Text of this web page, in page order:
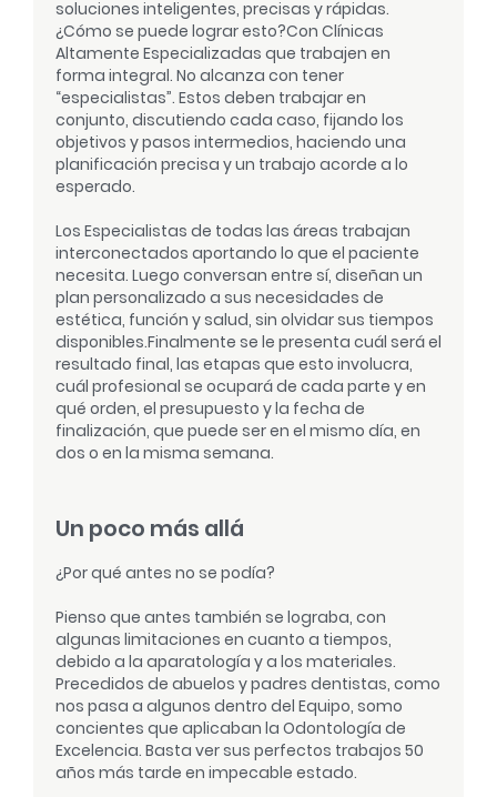
soluciones inteligentes, precisas y rápidas.
¿Cómo se puede lograr esto?Con Clínicas
Altamente Especializadas que trabajen en
forma integral. No alcanza con tener
“especialistas”. Estos deben trabajar en
conjunto, discutiendo cada caso, fijando los
objetivos y pasos intermedios, haciendo una
planificación precisa y un trabajo acorde a lo
esperado.
Los Especialistas de todas las áreas trabajan
interconectados aportando lo que el paciente
necesita. Luego conversan entre sí, diseñan un
plan personalizado a sus necesidades de
estética, función y salud, sin olvidar sus tiempos
disponibles.Finalmente se le presenta cuál será el
resultado final, las etapas que esto involucra,
cuál profesional se ocupará de cada parte y en
qué orden, el presupuesto y la fecha de
finalización, que puede ser en el mismo día, en
dos o en la misma semana.
Un poco más allá
¿Por qué antes no se podía?
Pienso que antes también se lograba, con
algunas limitaciones en cuanto a tiempos,
debido a la aparatología y a los materiales.
Precedidos de abuelos y padres dentistas, como
nos pasa a algunos dentro del Equipo, somo
concientes que aplicaban la Odontología de
Excelencia. Basta ver sus perfectos trabajos 50
años más tarde en impecable estado.